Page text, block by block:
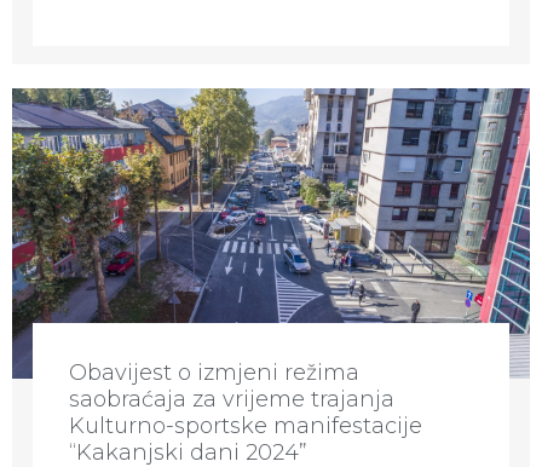
Obavijest o izmjeni režima
saobraćaja za vrijeme trajanja
Kulturno-sportske manifestacije
“Kakanjski dani 2024”